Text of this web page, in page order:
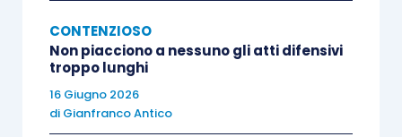
maggio 2019 , pur volendo tener conto
dell’ulteriore termine di
di mediazione.
CONTENZIOSO
Non piacciono a nessuno gli atti difensivi
troppo lunghi
16 Giugno 2026
di Gianfranco Antico